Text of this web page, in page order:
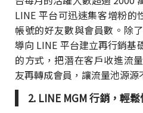
LINE 平台可迅速集客增粉的
帳號的好友數與會員數。除
導向 LINE 平台建立再行銷基
的方式，把潛在客戶收進流
友再轉成會員，讓流量池源源
2. LINE MGM 行銷，輕